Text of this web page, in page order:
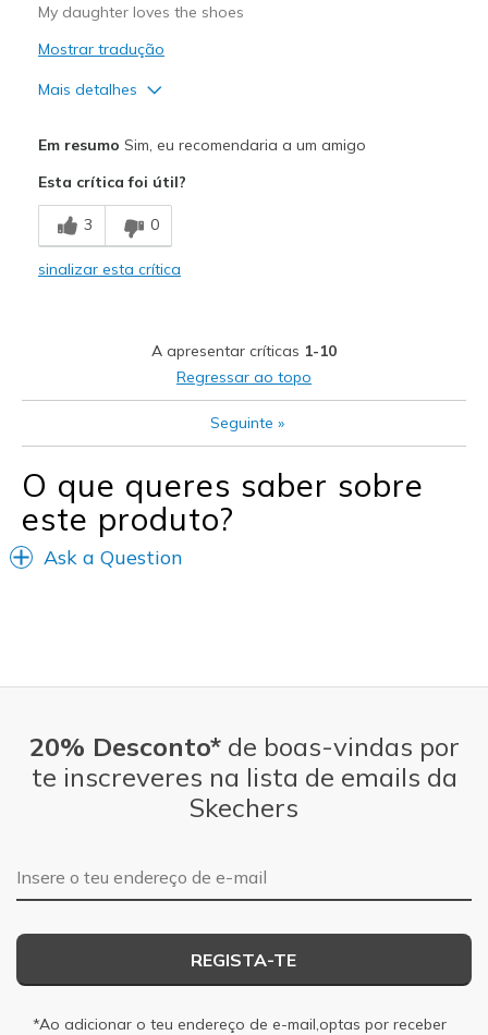
My daughter loves the shoes
Mostrar tradução
Mais detalhes
Melhores utilizações
Casual Wear
I'm Really Into Shoes
Em resumo Sim, eu recomendaria a um amigo
Esta crítica foi útil?
3 0
sinalizar esta crítica
A apresentar críticas 1-10
Regressar ao topo
Seguinte »
O que queres saber sobre
este produto?
Ask a Question
20% Desconto*de boas-vindas por
te inscreveres na lista de emails da
Skechers
Endereço de e-mail
REGISTA-TE
*Ao adicionar o teu endereço de e-mail,optas por receber